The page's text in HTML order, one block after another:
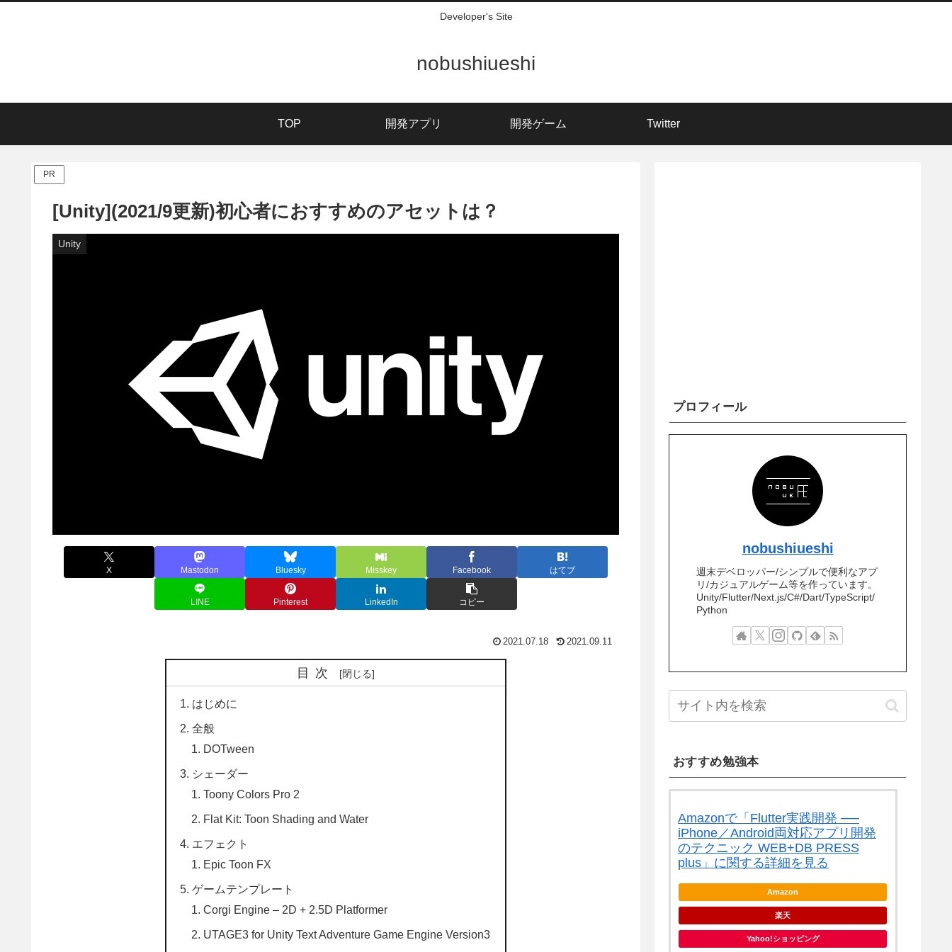
Developer's Site
nobushiueshi
TOP 開発アプリ 開発ゲーム Twitter
PR
[Unity](2021/9更新)初心者におすすめのアセットは？
Unity
X Mastodon Bluesky Misskey Facebook はてブ
LINE Pinterest LinkedIn コピー
2021.07.18 2021.09.11
目次
はじめに
全般
DOTween
シェーダー
Toony Colors Pro 2
Flat Kit: Toon Shading and Water
エフェクト
Epic Toon FX
ゲームテンプレート
Corgi Engine – 2D + 2.5D Platformer
UTAGE3 for Unity Text Adventure Game Engine Version3
プロフィール
nobushiueshi
週末デベロッパー/シンプルで便利なアプ
リ/カジュアルゲーム等を作っています。
Unity/Flutter/Next.js/C#/Dart/TypeScript/
Python
おすすめ勉強本
Amazonで「Flutter実践開発 ──
iPhone／Android両対応アプリ開発
のテクニック WEB+DB PRESS
plus」に関する詳細を見る
Amazon
楽天
Yahoo!ショッピング